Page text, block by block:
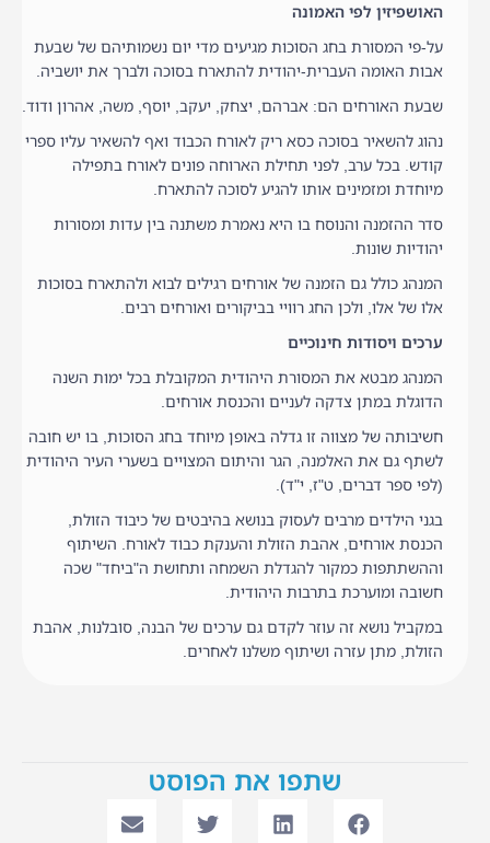
האושפיזין לפי האמונה
על-פי המסורת בחג הסוכות מגיעים מדי יום נשמותיהם של שבעת
אבות האומה העברית-יהודית להתארח בסוכה ולברך את יושביה.
שבעת האורחים הם: אברהם, יצחק, יעקב, יוסף, משה, אהרון ודוד.
נהוג להשאיר בסוכה כסא ריק לאורח הכבוד ואף להשאיר עליו ספרי
קודש. בכל ערב, לפני תחילת הארוחה פונים לאורח בתפילה
מיוחדת ומזמינים אותו להגיע לסוכה להתארח.
סדר ההזמנה והנוסח בו היא נאמרת משתנה בין עדות ומסורות
יהודיות שונות.
המנהג כולל גם הזמנה של אורחים רגילים לבוא ולהתארח בסוכות
אלו של אלו, ולכן החג רוויי בביקורים ואורחים רבים.
ערכים ויסודות חינוכיים
המנהג מבטא את המסורת היהודית המקובלת בכל ימות השנה
הדוגלת במתן צדקה לעניים והכנסת אורחים.
חשיבותה של מצווה זו גדלה באופן מיוחד בחג הסוכות, בו יש חובה
לשתף גם את האלמנה, הגר והיתום המצויים בשערי העיר היהודית
(לפי ספר דברים, ט"ז, י"ד).
בגני הילדים מרבים לעסוק בנושא בהיבטים של כיבוד הזולת,
הכנסת אורחים, אהבת הזולת והענקת כבוד לאורח. השיתוף
וההשתתפות כמקור להגדלת השמחה ותחושת ה"ביחד" שכה
חשובה ומוערכת בתרבות היהודית.
במקביל נושא זה עוזר לקדם גם ערכים של הבנה, סובלנות, אהבת
הזולת, מתן עזרה ושיתוף משלנו לאחרים.
שתפו את הפוסט